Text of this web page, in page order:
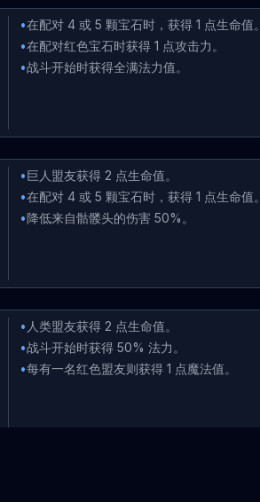
•在配对 4 或 5 颗宝石时，获得 1 点生命值。
•在配对红色宝石时获得 1 点攻击力。
•战斗开始时获得全满法力值。
•巨人盟友获得 2 点生命值。
•在配对 4 或 5 颗宝石时，获得 1 点生命值。
•降低来自骷髅头的伤害 50%。
• 人类盟友获得 2 点生命值。
•战斗开始时获得 50% 法力。
•每有一名红色盟友则获得 1 点魔法值。